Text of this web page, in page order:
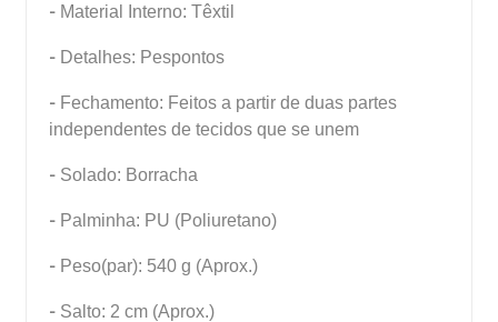
- Material Interno: Têxtil
- Detalhes: Pespontos
- Fechamento: Feitos a partir de duas partes
independentes de tecidos que se unem
- Solado: Borracha
- Palminha: PU (Poliuretano)
- Peso(par): 540 g (Aprox.)
- Salto: 2 cm (Aprox.)